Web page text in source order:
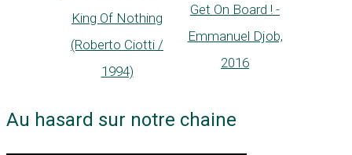
King Of Nothing
(Roberto Ciotti /
1994)
Get On Board ! -
Emmanuel Djob,
2016
Au hasard sur notre chaine